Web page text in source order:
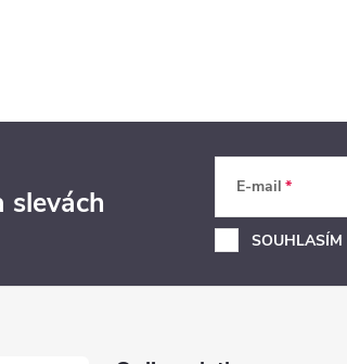
slevách E-mail
SOUHLASÍM